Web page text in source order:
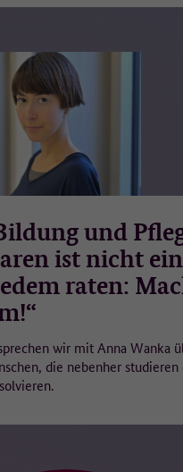
und
ist nicht
raten:
wir mit Anna Wanka
die nebenher studieren